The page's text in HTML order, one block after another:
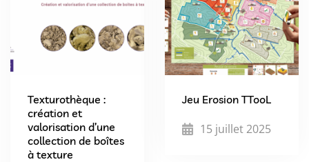
Texturothèque :
création et
valorisation d’une
collection de boîtes
à texture
Jeu Erosion TTooL
15 juillet 2025